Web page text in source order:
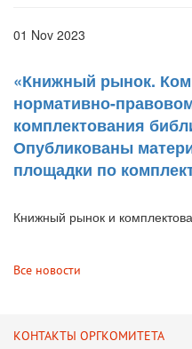
01 Nov 2023
«Книжный рынок.
нормативно-
комплектования
Опубликованы
площадки по
Книжный рынок и
Все новости
КОНТАКТЫ ОРГКОМИТЕТА